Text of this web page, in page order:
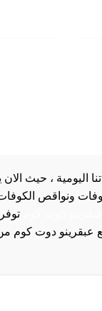
، حيث
ونواقص